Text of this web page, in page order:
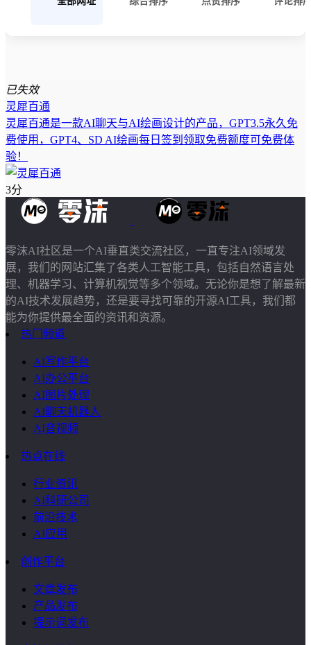
已失效
灵犀百通
灵犀百通是一款AI聊天与AI绘画设计的产品，GPT3.5永久免
费使用，GPT4、SD AI绘画每日签到领取免费额度可免费体
验！
3分
零沫AI社区是一个AI垂直类交流社区，一直专注AI领域发
展，我们的网站汇集了各类人工智能工具，包括自然语言处
理、机器学习、计算机视觉等多个领域。无论你是想了解最新
的AI技术发展趋势，还是要寻找可靠的开源AI工具，我们都
能为你提供最全面的资讯和资源。
热门频道
AI写作平台
AI办公平台
AI图片处理
AI聊天机器人
AI音视频
热点在线
行业资讯
AI科研公司
前沿技术
AI应用
创作平台
文章发布
产品发布
提示词发布